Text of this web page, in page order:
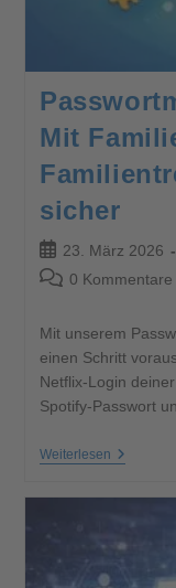
Mit
sicher
23. März 2026
0 Kommentare
Mit unserem
einen Schritt
Netflix-Login
Spotify-Passwort
Weiterlesen